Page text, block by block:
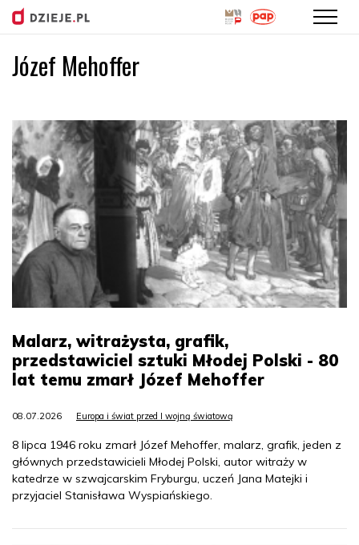
Józef Mehoffer
Malarz, witrażysta, grafik,
przedstawiciel sztuki Młodej Polski - 80
lat temu zmarł Józef Mehoffer
08.07.2026 Europa i świat przed I wojną światową
8 lipca 1946 roku zmarł Józef Mehoffer, malarz, grafik, jeden z
głównych przedstawicieli Młodej Polski, autor witraży w
katedrze w szwajcarskim Fryburgu, uczeń Jana Matejki i
przyjaciel Stanisława Wyspiańskiego.